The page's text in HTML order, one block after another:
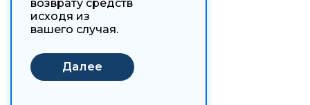
возврату средств
исходя из
вашего случая.